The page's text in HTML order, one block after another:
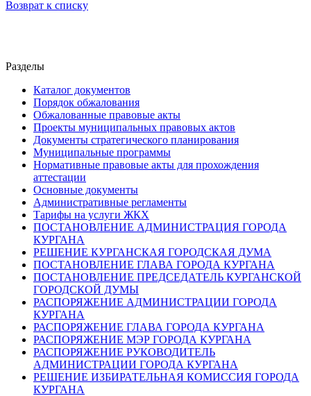
Возврат к списку
Разделы
Каталог документов
Порядок обжалования
Обжалованные правовые акты
Проекты муниципальных правовых актов
Документы стратегического планирования
Муниципальные программы
Нормативные правовые акты для прохождения
аттестации
Основные документы
Административные регламенты
Тарифы на услуги ЖКХ
ПОСТАНОВЛЕНИЕ АДМИНИСТРАЦИЯ ГОРОДА
КУРГАНА
РЕШЕНИЕ КУРГАНСКАЯ ГОРОДСКАЯ ДУМА
ПОСТАНОВЛЕНИЕ ГЛАВА ГОРОДА КУРГАНА
ПОСТАНОВЛЕНИЕ ПРЕДСЕДАТЕЛЬ КУРГАНСКОЙ
ГОРОДСКОЙ ДУМЫ
РАСПОРЯЖЕНИЕ АДМИНИСТРАЦИИ ГОРОДА
КУРГАНА
РАСПОРЯЖЕНИЕ ГЛАВА ГОРОДА КУРГАНА
РАСПОРЯЖЕНИЕ МЭР ГОРОДА КУРГАНА
РАСПОРЯЖЕНИЕ РУКОВОДИТЕЛЬ
АДМИНИСТРАЦИИ ГОРОДА КУРГАНА
РЕШЕНИЕ ИЗБИРАТЕЛЬНАЯ КОМИССИЯ ГОРОДА
КУРГАНА